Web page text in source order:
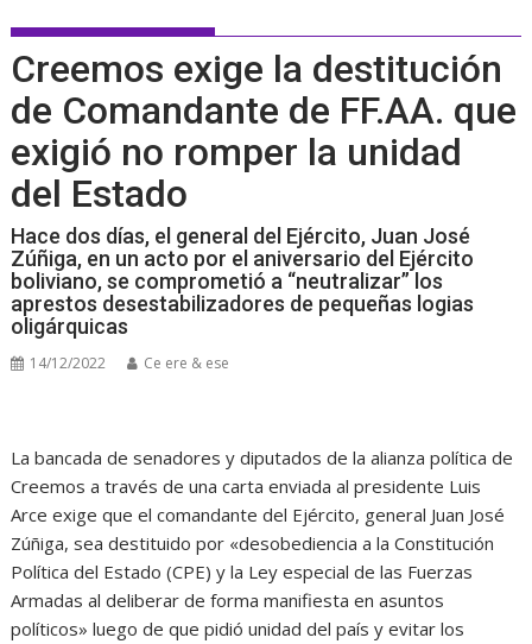
Creemos exige la destitución
de Comandante de FF.AA. que
exigió no romper la unidad
del Estado
Hace dos días, el general del Ejército, Juan José
Zúñiga, en un acto por el aniversario del Ejército
boliviano, se comprometió a “neutralizar” los
aprestos desestabilizadores de pequeñas logias
oligárquicas
14/12/2022 Ce ere & ese
La bancada de senadores y diputados de la alianza política de
Creemos a través de una carta enviada al presidente Luis
Arce exige que el comandante del Ejército, general Juan José
Zúñiga, sea destituido por «desobediencia a la Constitución
Política del Estado (CPE) y la Ley especial de las Fuerzas
Armadas al deliberar de forma manifiesta en asuntos
políticos» luego de que pidió unidad del país y evitar los